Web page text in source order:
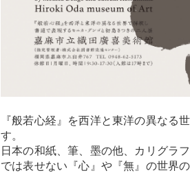
『般若心経』を西洋と東洋の異なる
す。
日本の和紙、筆、墨の他、カリグラ
では表せない『心』や『無』の世界